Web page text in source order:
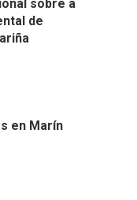
sobre a
de
en Marín